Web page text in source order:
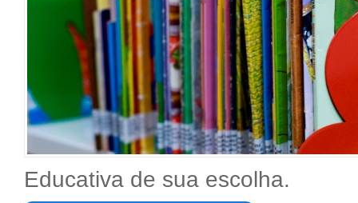
Educativa de sua escolha.